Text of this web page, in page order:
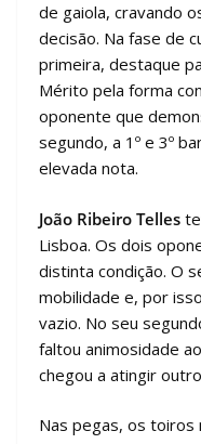
de gaiola, cravando
decisão. Na fase de
primeira, destaque
Mérito pela forma
oponente que
segundo, a 1º e 3º
elevada nota.
João Ribeiro Telles
Lisboa. Os dois
distinta condição. O
mobilidade e, por
vazio. No seu
faltou animosidade
chegou a atingir
Nas pegas, os toiros